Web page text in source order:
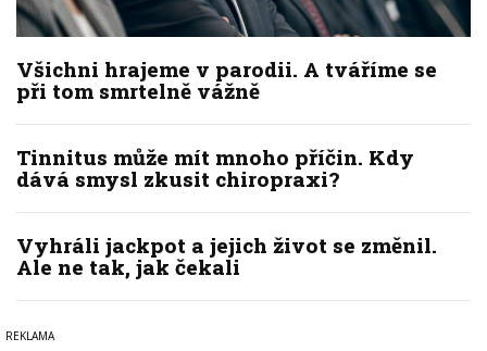
Všichni hrajeme v parodii. A tváříme se
při tom smrtelně vážně
Tinnitus může mít mnoho příčin. Kdy
dává smysl zkusit chiropraxi?
Vyhráli jackpot a jejich život se změnil.
Ale ne tak, jak čekali